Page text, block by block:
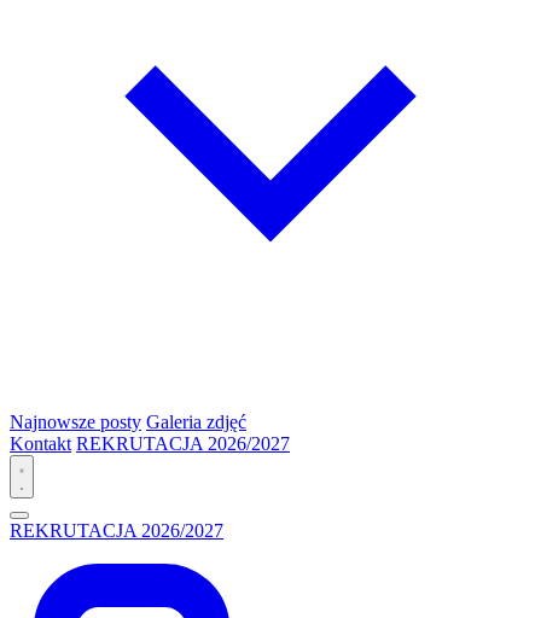
Najnowsze posty Galeria zdjęć
Kontakt REKRUTACJA 2026/2027
REKRUTACJA 2026/2027